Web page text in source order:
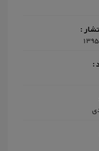
:
: